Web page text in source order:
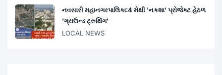
નવસારી મહાનગરપાલિકા:4 મેથી 'નકશા' પ્રોજેક્ટ હેઠળ
'ગ્રાઉન્ડ ટ્રુથિંગ'
LOCAL NEWS